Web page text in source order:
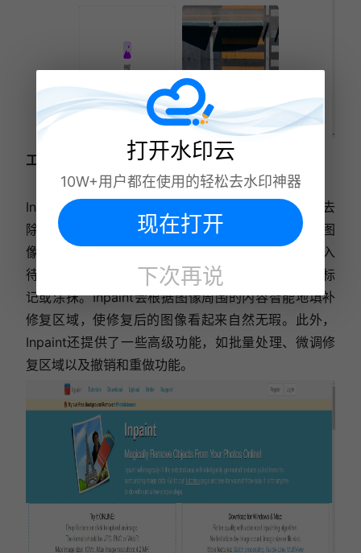
工具三：Inpaint
Inpaint是一款功能强大的图像修复软件，能够轻松去
除照片中的不需要元素和缺陷。它采用先进的算法和图
像处理技术，使修复过程变得简单高效。用户只需导入
待修复的图像，选择要删除的元素，并使用鼠标进行标
记或涂抹。Inpaint会根据图像周围的内容智能地填补
修复区域，使修复后的图像看起来自然无瑕。此外，
Inpaint还提供了一些高级功能，如批量处理、微调修
复区域以及撤销和重做功能。
打开水印云
10W+用户都在使用的轻松去水印神器
现在打开
下次再说